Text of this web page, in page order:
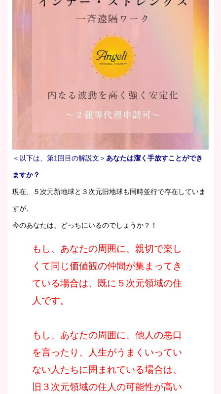
＜以下は、第1回目の解説文＞ あなたは潔く手放すことができ
ますか？
現在、５次元新地球と３次元旧地球も同時並行で存在していま
すが、
今のあなたは、どっちにいるのでしょうか？！
もし、あなたの周囲に、親切で楽し
くて同じ価値観の仲間が集まってき
ている場合は、既に５次元領域の住
人です。
もし、あなたの周囲に、他人の悪口
を言ったり、人生がうまくいってい
ない人たちに囲まれている場合は、
旧３次元領域の住人の可能性が高い